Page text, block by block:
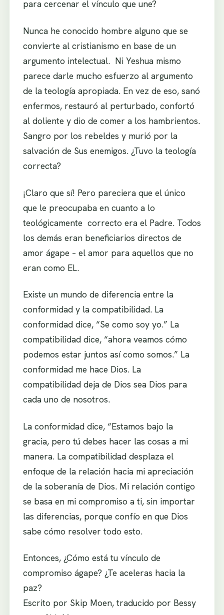
para cercenar el vínculo que une?
Nunca he conocido hombre alguno que se
convierte al cristianismo en base de un
argumento intelectual. Ni Yeshua mismo
parece darle mucho esfuerzo al argumento
de la teología apropiada. En vez de eso, sanó
enfermos, restauró al perturbado, confortó
al doliente y dio de comer a los hambrientos.
Sangro por los rebeldes y murió por la
salvación de Sus enemigos. ¿Tuvo la teología
correcta?
¡Claro que sí! Pero pareciera que el único
que le preocupaba en cuanto a lo
teológicamente correcto era el Padre. Todos
los demás eran beneficiarios directos de
amor ágape – el amor para aquellos que no
eran como EL.
Existe un mundo de diferencia entre la
conformidad y la compatibilidad. La
conformidad dice, “Se como soy yo.” La
compatibilidad dice, “ahora veamos cómo
podemos estar juntos así como somos.” La
conformidad me hace Dios. La
compatibilidad deja de Dios sea Dios para
cada uno de nosotros.
La conformidad dice, “Estamos bajo la
gracia, pero tú debes hacer las cosas a mi
manera. La compatibilidad desplaza el
enfoque de la relación hacia mi apreciación
de la soberanía de Dios. Mi relación contigo
se basa en mi compromiso a ti, sin importar
las diferencias, porque confío en que Dios
sabe cómo resolver todo esto.
Entonces, ¿Cómo está tu vínculo de
compromiso ágape? ¿Te aceleras hacia la
paz?
Escrito por Skip Moen, traducido por Bessy